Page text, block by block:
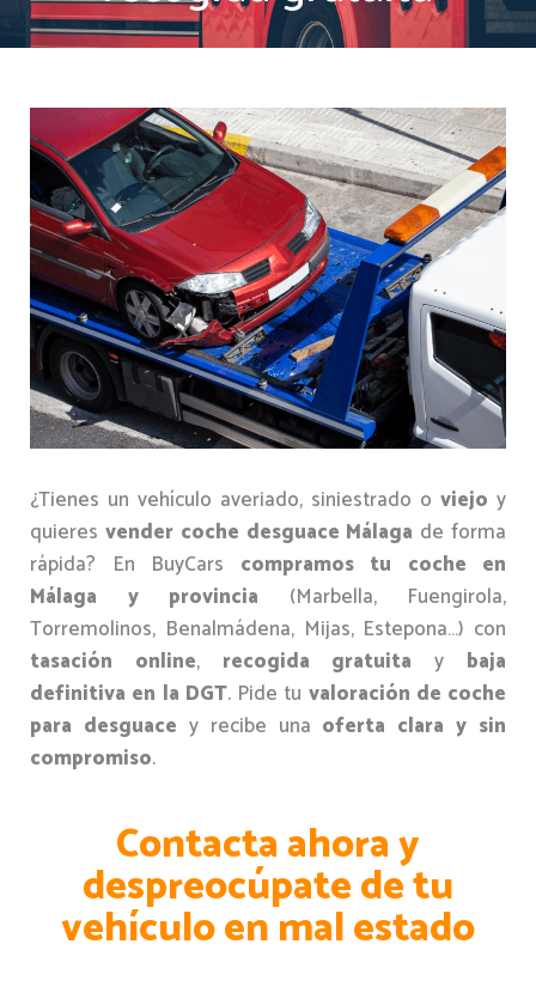
¿Tienes un vehículo averiado, siniestrado o viejo y
quieres vender coche desguace Málaga de forma
rápida? En BuyCars compramos tu coche en
Málaga y provincia (Marbella, Fuengirola,
Torremolinos, Benalmádena, Mijas, Estepona…) con
tasación online, recogida gratuita y baja
definitiva en la DGT. Pide tu valoración de coche
para desguace y recibe una oferta clara y sin
compromiso.
Contacta ahora y
despreocúpate de tu
vehículo en mal estado